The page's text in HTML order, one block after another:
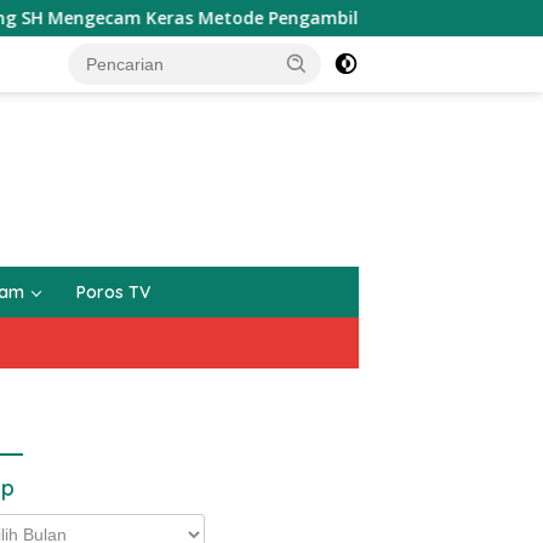
Keras Metode Pengambilan Sampel Air Laut di Laut
Poros TV